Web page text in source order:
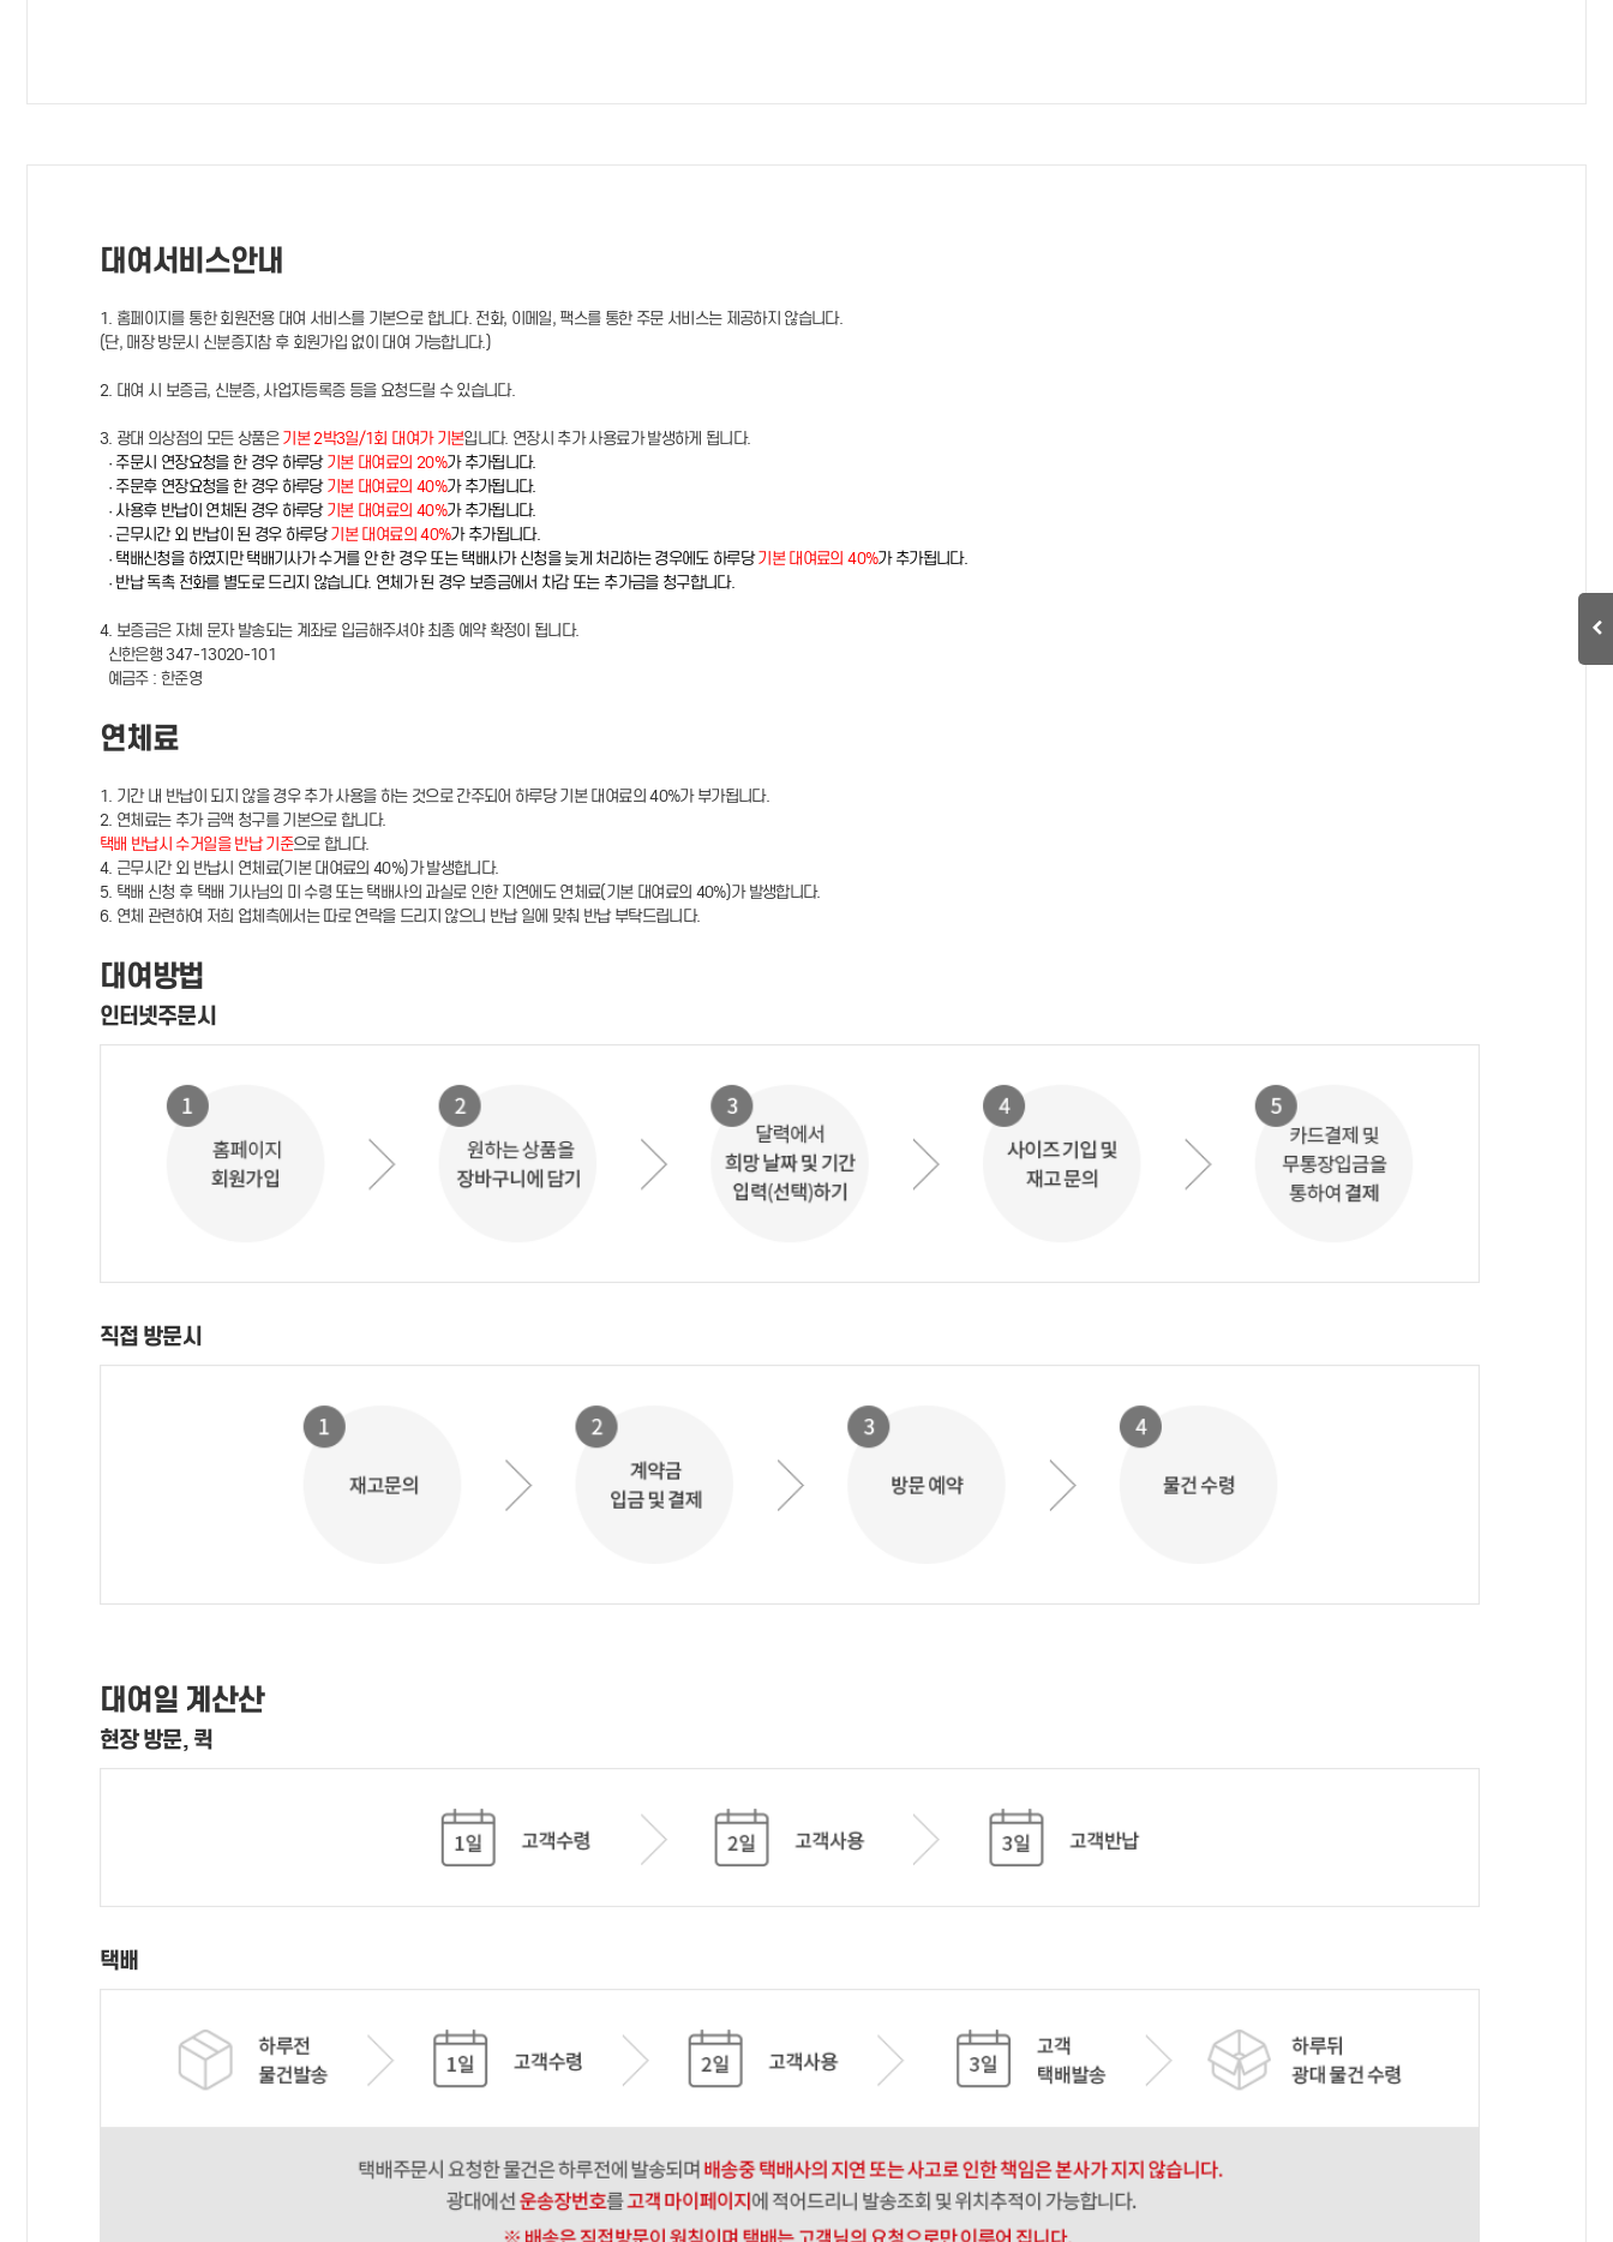
대여서비스안내
1. 홈페이지를 통한 회원전용 대여 서비스를 기본으로 합니다. 전화, 이메일, 팩스를 통한 주문 서비스는 제공하지 않습니다.
(단, 매장 방문시 신분증지참 후 회원가입 없이 대여 가능합니다.)
2. 대여 시 보증금, 신분증, 사업자등록증 등을 요청드릴 수 있습니다.
3. 광대 의상점의 모든 상품은기본 2박3일/1회 대여가 기본입니다. 연장시 추가 사용료가 발생하게 됩니다.
· 주문시 연장요청을 한 경우 하루당기본 대여료의 20%가 추가됩니다.
· 주문후 연장요청을 한 경우 하루당기본 대여료의 40%가 추가됩니다.
· 사용후 반납이 연체된 경우 하루당기본 대여료의 40%가 추가됩니다.
· 근무시간 외 반납이 된 경우 하루당기본 대여료의 40%가 추가됩니다.
· 택배신청을 하였지만 택배기사가 수거를 안 한 경우 또는 택배사가 신청을 늦게 처리하는 경우에도 하루당기본 대여료의 40%가 추가됩니다.
· 반납 독촉 전화를 별도로 드리지 않습니다. 연체가 된 경우 보증금에서 차감 또는 추가금을 청구합니다.
4. 보증금은 자체 문자 발송되는 계좌로 입금해주셔야 최종 예약 확정이 됩니다.
신한은행 347-13020-101
예금주 : 한준영
연체료
1. 기간 내 반납이 되지 않을 경우 추가 사용을 하는 것으로 간주되어 하루당 기본 대여료의 40%가 부가됩니다.
2. 연체료는 추가 금액 청구를 기본으로 합니다.
택배 반납시 수거일을 반납 기준으로 합니다.
4. 근무시간 외 반납시 연체료(기본 대여료의 40%)가 발생합니다.
5. 택배 신청 후 택배 기사님의 미 수령 또는 택배사의 과실로 인한 지연에도 연체료(기본 대여료의 40%)가 발생합니다.
6. 연체 관련하여 저희 업체측에서는 따로 연락을 드리지 않으니 반납 일에 맞춰 반납 부탁드립니다.
대여방법
인터넷주문시
직접 방문시
대여일 계산산
현장 방문, 퀵
택배